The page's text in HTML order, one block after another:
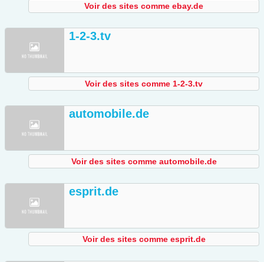
Voir des sites comme ebay.de
1-2-3.tv
Voir des sites comme 1-2-3.tv
automobile.de
Voir des sites comme automobile.de
esprit.de
Voir des sites comme esprit.de